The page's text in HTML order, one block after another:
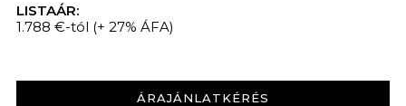
LISTAÁR:
1.788 €-tól (+ 27% ÁFA)
ÁRAJÁNLATKÉRÉS